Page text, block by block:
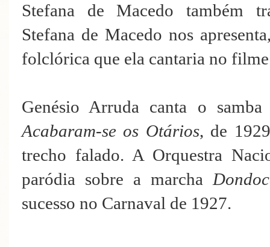
Stefana de Macedo também
Stefana de Macedo nos
folclórica que ela cantaria no
Genésio Arruda canta o
Acabaram-se os Otários, de
trecho falado. A Orquestra
paródia sobre a marcha
sucesso no Carnaval de 1927.